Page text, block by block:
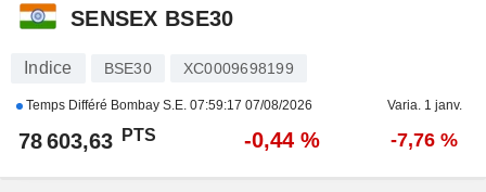
SENSEX BSE30
Indice BSE30 XC0009698199
Temps Différé Bombay S.E. 07:59:17 07/08/2026 Varia. 1 janv.
78 603,63 PTS -0,44 % -7,76 %